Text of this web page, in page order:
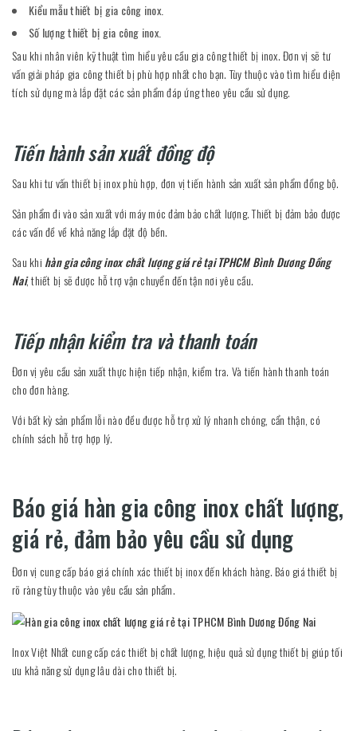
Kiểu mẫu thiết bị gia công inox.
Số lượng thiết bị gia công inox.
Sau khi nhân viên kỹ thuật tìm hiểu yêu cầu gia công thiết bị inox. Đơn vị sẽ tư
vấn giải pháp gia công thiết bị phù hợp nhất cho bạn. Tùy thuộc vào tìm hiểu diện
tích sử dụng mà lắp đặt các sản phẩm đáp ứng theo yêu cầu sử dụng.
Tiến hành sản xuất đồng độ
Sau khi tư vấn thiết bị inox phù hợp, đơn vị tiến hành sản xuất sản phẩm đồng bộ.
Sản phẩm đi vào sản xuất với máy móc đảm bảo chất lượng. Thiết bị đảm bảo được
các vấn đề về khả năng lắp đặt độ bền.
Sau khi hàn gia công inox chất lượng giá rẻ tại TPHCM Bình Dương Đồng
Nai, thiết bị sẽ được hỗ trợ vận chuyển đến tận nơi yêu cầu.
Tiếp nhận kiểm tra và thanh toán
Đơn vị yêu cầu sản xuất thực hiện tiếp nhận, kiểm tra. Và tiến hành thanh toán
cho đơn hàng.
Với bất kỳ sản phẩm lỗi nào đều được hỗ trợ xử lý nhanh chóng, cẩn thận, có
chính sách hỗ trợ hợp lý.
Báo giá hàn gia công inox chất lượng,
giá rẻ, đảm bảo yêu cầu sử dụng
Đơn vị cung cấp báo giá chính xác thiết bị inox đến khách hàng. Báo giá thiết bị
rõ ràng tùy thuộc vào yêu cầu sản phẩm.
Inox Việt Nhất cung cấp các thiết bị chất lượng, hiệu quả sử dụng thiết bị giúp tối
ưu khả năng sử dụng lâu dài cho thiết bị.